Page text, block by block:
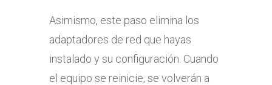
Asimismo, este paso elimina los
adaptadores de red que hayas
instalado y su configuración. Cuando
el equipo se reinicie, se volverán a